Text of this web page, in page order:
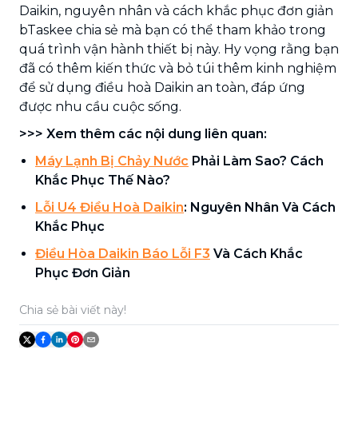
Daikin, nguyên nhân và cách khắc phục đơn giản
bTaskee chia sẻ mà bạn có thể tham khảo trong
quá trình vận hành thiết bị này. Hy vọng rằng bạn
đã có thêm kiến thức và bỏ túi thêm kinh nghiệm
để sử dụng điều hoà Daikin an toàn, đáp ứng
được nhu cầu cuộc sống.
>>> Xem thêm các nội dung liên quan:
Máy Lạnh Bị Chảy Nước Phải Làm Sao? Cách
Khắc Phục Thế Nào?
Lỗi U4 Điều Hoà Daikin: Nguyên Nhân Và Cách
Khắc Phục
Điều Hòa Daikin Báo Lỗi F3 Và Cách Khắc
Phục Đơn Giản
Chia sẻ bài viết này!